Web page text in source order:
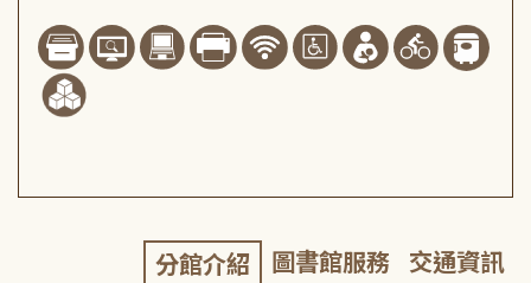
分館介紹 圖書館服務 交通資訊